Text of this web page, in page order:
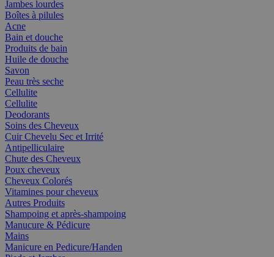
Jambes lourdes
Boîtes à pilules
Acne
Bain et douche
Produits de bain
Huile de douche
Savon
Peau très seche
Cellulite
Cellulite
Deodorants
Soins des Cheveux
Cuir Chevelu Sec et Irrité
Antipelliculaire
Chute des Cheveux
Poux cheveux
Cheveux Colorés
Vitamines pour cheveux
Autres Produits
Shampoing et après-shampoing
Manucure & Pédicure
Mains
Manicure en Pedicure/Handen